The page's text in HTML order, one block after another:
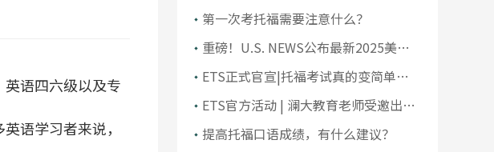
语四六级以及专
语学习者来说，
的托福成绩
第一次考托福需要注意什么？
重磅！U.S. NEWS公布最新2025美国
大学排名！前10大洗牌，纽大重回
TOP30！
ETS正式官宣|托福考试真的变简单了
吗？
ETS官方活动 | 澜大教育老师受邀出席
ETS托福教师研讨会
提高托福口语成绩，有什么建议？